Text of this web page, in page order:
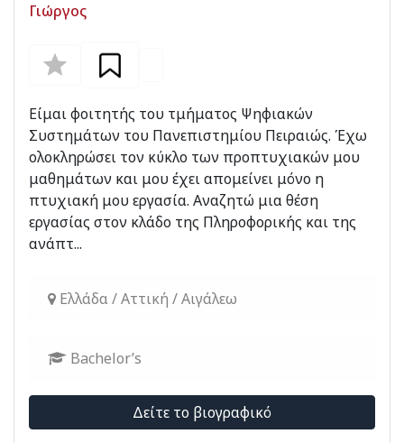
Γιώργος
Είμαι φοιτητής του τμήματος Ψηφιακών
Συστημάτων του Πανεπιστημίου Πειραιώς. Έχω
ολοκληρώσει τον κύκλο των προπτυχιακών μου
μαθημάτων και μου έχει απομείνει μόνο η
πτυχιακή μου εργασία. Αναζητώ μια θέση
εργασίας στον κλάδο της Πληροφορικής και της
ανάπτ...
Ελλάδα / Αττική / Αιγάλεω
Bachelor’s
Δείτε το βιογραφικό